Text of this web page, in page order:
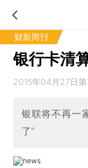
财新周刊
银行卡清
2015年04月27日第
银联将不再一
了”